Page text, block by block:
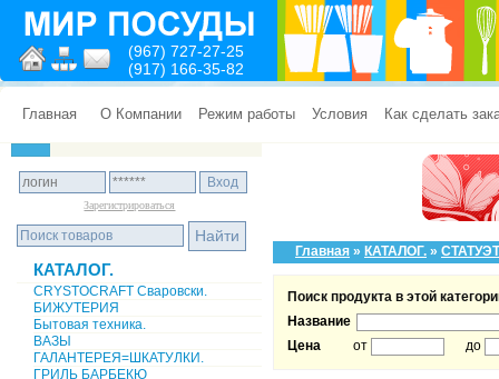
(967) 727-27-25
(917) 166-35-82
Главная О Компании Режим работы Условия Как сделать
Зарегистрироваться
КАТАЛОГ.
CRYSTOCRAFT Сваровски.
БИЖУТЕРИЯ
Бытовая техника.
ВАЗЫ
ГАЛАНТЕРЕЯ=ШКАТУЛКИ.
ГРИЛЬ БАРБЕКЮ
Главная » КАТАЛОГ. »
Поиск продукта в этой
Название
Цена
от до